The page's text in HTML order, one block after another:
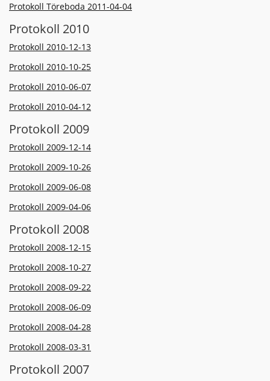
Protokoll Töreboda 2011-04-04
Protokoll 2010
Protokoll 2010-12-13
Protokoll 2010-10-25
Protokoll 2010-06-07
Protokoll 2010-04-12
Protokoll 2009
Protokoll 2009-12-14
Protokoll 2009-10-26
Protokoll 2009-06-08
Protokoll 2009-04-06
Protokoll 2008
Protokoll 2008-12-15
Protokoll 2008-10-27
Protokoll 2008-09-22
Protokoll 2008-06-09
Protokoll 2008-04-28
Protokoll 2008-03-31
Protokoll 2007